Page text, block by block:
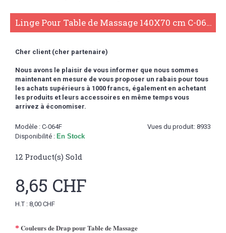
Linge Pour Table de Massage 140X70 cm C-064F
Cher client (cher partenaire)
Nous avons le plaisir de vous informer que nous sommes
maintenant en mesure de vous proposer un rabais pour tous
les achats supérieurs à 1000 francs, également en achetant
les produits et leurs accessoires en même temps vous
arrivez à économiser.
Vues du produit: 8933
Modèle : C-064F
Disponibilité : En Stock
12 Product(s) Sold
8,65 CHF
H.T : 8,00 CHF
Couleurs de Drap pour Table de Massage